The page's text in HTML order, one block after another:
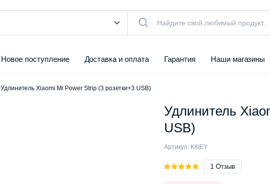
Новое поступление Доставка и оплата Гарантия Наши магазины
Удлинитель Xiaomi Mi Power Strip (3 розетки+3 USB)
Удлинитель
USB)
Артикул: K8IEY
Рейтинг
1Отзыв